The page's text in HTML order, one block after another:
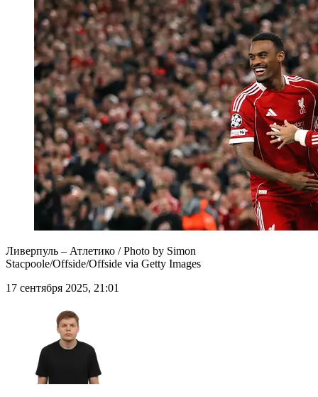
Ливерпуль – Атлетико / Photo by Simon
Stacpoole/Offside/Offside via Getty Images
17 сентября 2025, 21:01